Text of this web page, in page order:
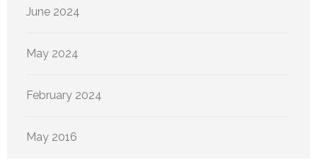
June 2024
May 2024
February 2024
May 2016